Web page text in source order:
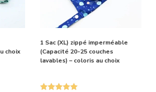
choix
1 Sac (XL) zippé imperméable
(Capacité 20-25 couches
lavables) – coloris au choix